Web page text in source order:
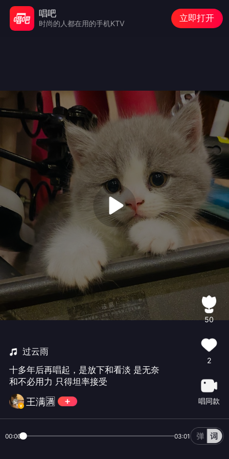
过云雨
十多年后再唱起，是放下和看淡 是无奈
和不必用力 只得坦率接受
王满🈵️
50
2
唱同款
00:00 03:01
唱吧
时尚的人都在用的手机KTV
立即打开